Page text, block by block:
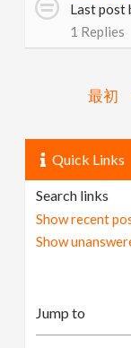
Last post
1 Replies
最初
Quick Links
Search links
Show recent
Show